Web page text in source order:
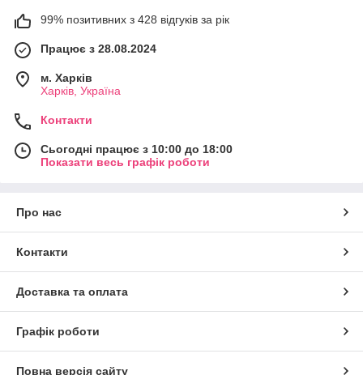
99% позитивних з 428 відгуків за рік
Працює з 28.08.2024
м. Харків
Харків, Україна
Контакти
Сьогодні працює з 10:00 до 18:00
Показати весь графік роботи
Про нас
Контакти
Доставка та оплата
Графік роботи
Повна версія сайту